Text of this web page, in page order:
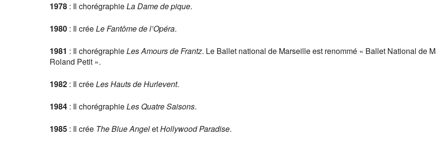
1978 : Il chorégraphieLa Dame de pique.
1980 : Il créeLe Fantôme de l’Opéra.
1981 : Il chorégraphieLes Amours de Frantz. Le Ballet national de Marseille est renommé « Ballet National de
Roland Petit ».
1982 : Il créeLes Hauts de Hurlevent.
1984 : Il chorégraphieLes Quatre Saisons.
1985 : Il crée The Blue AngeletHollywood Paradise.